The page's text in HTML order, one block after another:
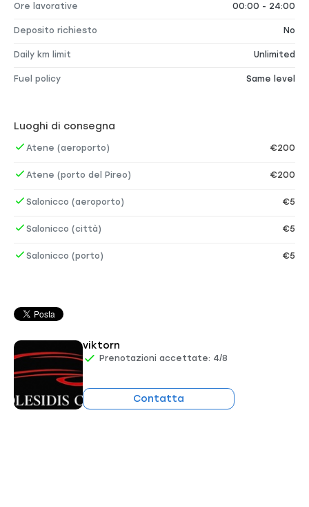
Ore lavorative 00:00 - 24:00
Deposito richiesto No
Daily km limit Unlimited
Fuel policy Same level
Luoghi di consegna
Atene (aeroporto) €200
Atene (porto del Pireo) €200
Salonicco (aeroporto) €5
Salonicco (città) €5
Salonicco (porto) €5
viktorn
Prenotazioni accettate: 4/8
Contatta